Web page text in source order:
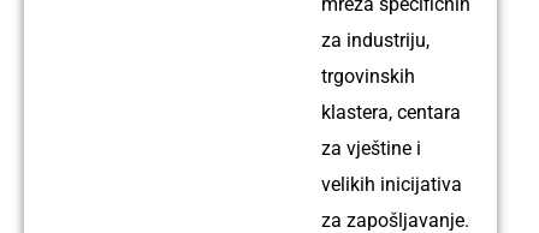
TIG i
ARC
postupkom
Iskustvo:
15
godina
za industriju,
trgovinskih
klastera, centara
za vještine i
velikih inicijativa
za zapošljavanje.